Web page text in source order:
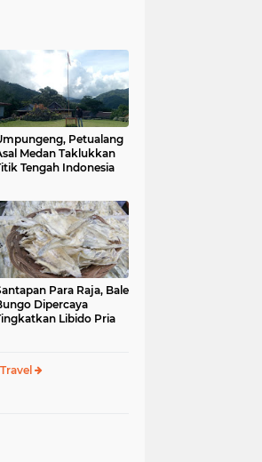
Petualang
Medan Taklukkan
Tengah Indonesia
Para Raja, Bale
Dipercaya
Libido Pria